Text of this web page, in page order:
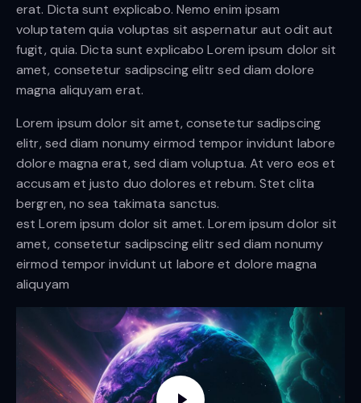
erat. Dicta sunt explicabo. Nemo enim ipsam
voluptatem quia voluptas sit aspernatur aut odit aut
fugit, quia. Dicta sunt explicabo Lorem ipsum dolor sit
amet, consetetur sadipscing elitr sed diam dolore
magna aliquyam erat.
Lorem ipsum dolor sit amet, consetetur sadipscing
elitr, sed diam nonumy eirmod tempor invidunt labore
dolore magna erat, sed diam voluptua. At vero eos et
accusam et justo duo dolores et rebum. Stet clita
bergren, no sea takimata sanctus.
est Lorem ipsum dolor sit amet. Lorem ipsum dolor sit
amet, consetetur sadipscing elitr sed diam nonumy
eirmod tempor invidunt ut labore et dolore magna
aliquyam